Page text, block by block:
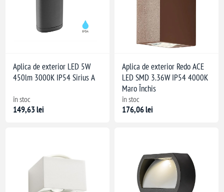
Aplica de exterior LED 5W
450lm 3000K IP54 Sirius A
în stoc
149,63 lei
Aplica de exterior Redo ACE
LED SMD 3.36W IP54 4000K
Maro Închis
în stoc
176,06 lei